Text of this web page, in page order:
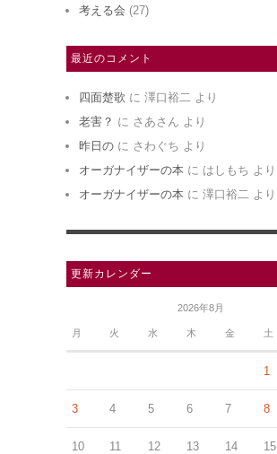
考える会 (27)
最近のコメント
四面楚歌 に 澤口裕二 より
老害？ に さあさん より
昨日の に さわぐち より
オーガナイザーの本 に はしもち より
オーガナイザーの本 に 澤口裕二 より
更新カレンダー
2026年8月
月 火 水 木 金 土
1
3 4 5 6 7 8
10 11 12 13 14 15